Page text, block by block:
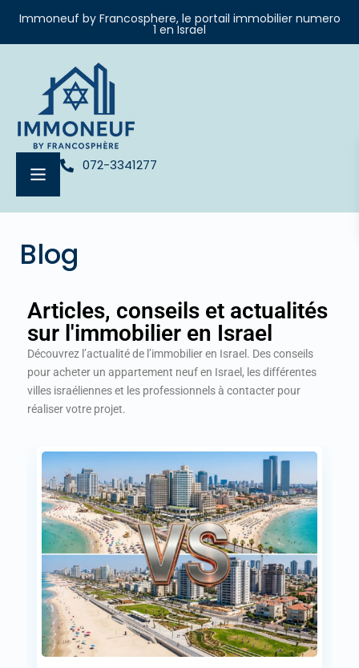
Immoneuf by Francosphere, le portail immobilier numero
1 en Israel
072-3341277
Blog
Articles, conseils et actualités
sur l'immobilier en Israel
Découvrez l’actualité de l’immobilier en Israel. Des conseils
pour acheter un appartement neuf en Israel, les différentes
villes israéliennes et les professionnels à contacter pour
réaliser votre projet.